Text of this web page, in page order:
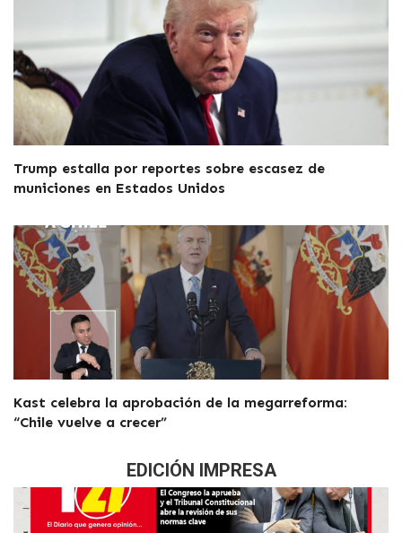
Trump estalla por reportes sobre escasez de
municiones en Estados Unidos
Kast celebra la aprobación de la megarreforma:
“Chile vuelve a crecer”
EDICIÓN IMPRESA